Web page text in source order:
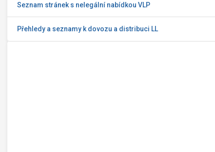
Seznam stránek s nelegální nabídkou VLP
Přehledy a seznamy k dovozu a distribuci LL